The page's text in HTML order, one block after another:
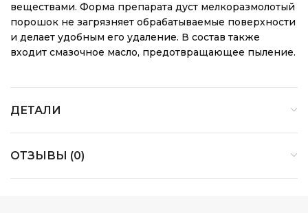
веществами. Форма препарата дуст мелкоразмолотый
порошок не загрязняет обрабатываемые поверхности
и делает удобным его удаление. В состав также
входит смазочное масло, предотвращающее пыление.
ДЕТАЛИ
ОТЗЫВЫ (0)